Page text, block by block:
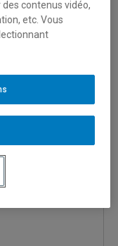
biochimie
contenus vidéo,
etc. Vous